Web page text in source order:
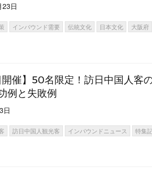
日
インバウンド需要 伝統文化 日本文化
大阪府
開催】50名限定！訪日中国人客
例と失敗例
日
訪日中国人観光客 インバウンドニュース
特集